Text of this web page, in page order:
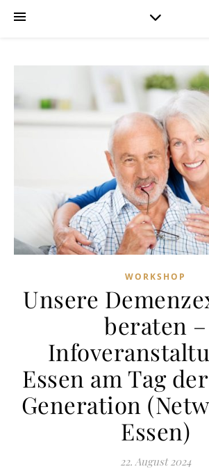
WORKSHOP
Unsere
beraten –
Essen am Tag
Generation
Essen)
22. August 2024